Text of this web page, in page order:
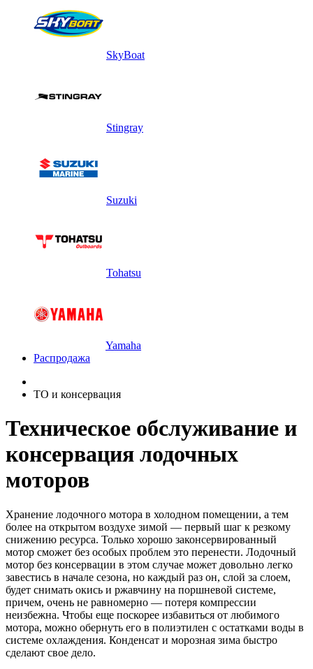
SkyBoat
Stingray
Suzuki
Tohatsu
Yamaha
Распродажа
ТО и консервация
Техническое обслуживание и
консервация лодочных
моторов
Хранение лодочного мотора в холодном помещении, а тем
более на открытом воздухе зимой — первый шаг к резкому
снижению ресурса. Только хорошо законсервированный
мотор сможет без особых проблем это перенести. Лодочный
мотор без консервации в этом случае может довольно легко
завестись в начале сезона, но каждый раз он, слой за слоем,
будет снимать окись и ржавчину на поршневой системе,
причем, очень не равномерно — потеря компрессии
неизбежна. Чтобы еще поскорее избавиться от любимого
мотора, можно обернуть его в полиэтилен с остатками воды в
системе охлаждения. Конденсат и морозная зима быстро
сделают свое дело.